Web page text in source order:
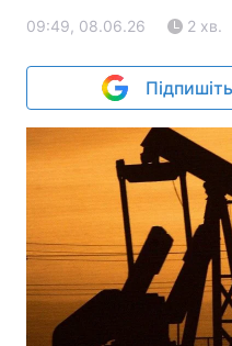
09:49, 08.06.26 2 хв.